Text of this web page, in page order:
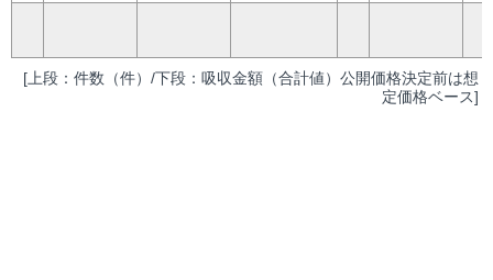
[上段：件数（件）/下段：吸収金額（合計値）公開価格決定前は想
定価格ベース]